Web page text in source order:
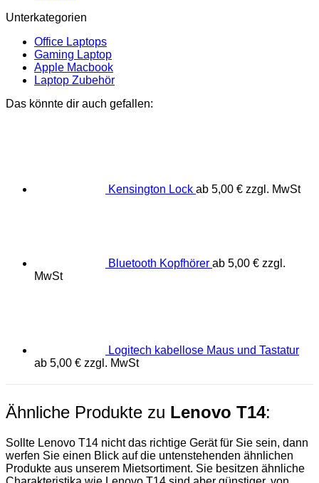
Unterkategorien
Office Laptops
Gaming Laptop
Apple Macbook
Laptop Zubehör
Das könnte dir auch gefallen:
Kensington Lock ab 5,00 € zzgl. MwSt
Bluetooth Kopfhörer ab 5,00 € zzgl.
MwSt
Logitech kabellose Maus und Tastatur
ab 5,00 € zzgl. MwSt
Ähnliche Produkte zu Lenovo T14:
Sollte Lenovo T14 nicht das richtige Gerät für Sie sein, dann
werfen Sie einen Blick auf die untenstehenden ähnlichen
Produkte aus unserem Mietsortiment. Sie besitzen ähnliche